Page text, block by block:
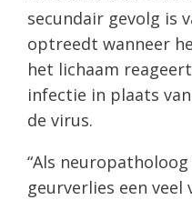
secundair gevolg is
optreedt wanneer
het lichaam reageert
infectie in plaats
de virus.
“Als
geurverlies een